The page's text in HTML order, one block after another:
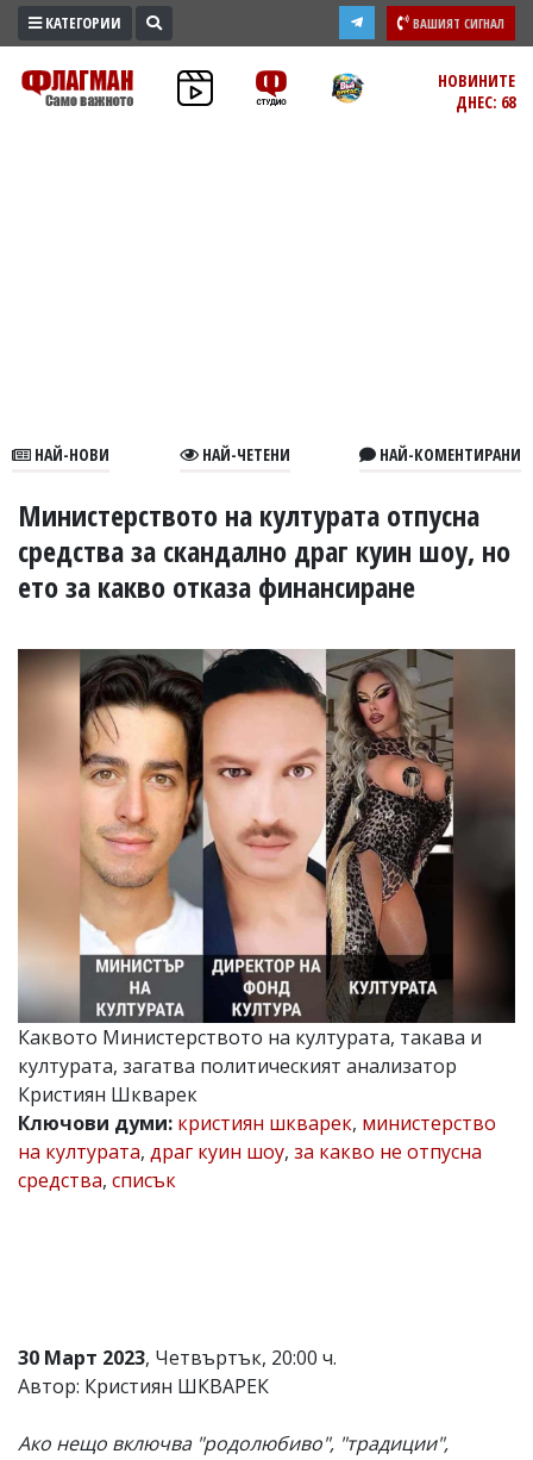
ПРОМО
ЗОНА
В
УКРАЙНА
СПОРТ
БИЗНЕС
ЮГ
Управители:
v.vasilev@flagman.bg
k.kassabova@flagman.bg
Иван
Колев,
email:
office@flagman.bg
Коментарите
под
статиите
се
въвеждат
за
тях!
Ако
обиден
КАТЕГОРИИ ВАШИЯТ СИГНАЛ
НОВИНИТЕ
ДНЕС: 68
НАЙ-НОВИ НАЙ-ЧЕТЕНИ НАЙ-КОМЕНТИРАНИ
Министерството на културата отпусна
средства за скандално драг куин шоу, но
ето за какво отказа финансиране
Каквото Министерството на културата, такава и
културата, загатва политическият анализатор
Кристиян Шкварек
Ключови думи: кристиян шкварек, министерство
на културата, драг куин шоу, за какво не отпусна
средства, списък
30 Март 2023, Четвъртък, 20:00 ч.
Автор: Кристиян ШКВАРЕК
Ако нещо включва "родолюбиво", "традиции",